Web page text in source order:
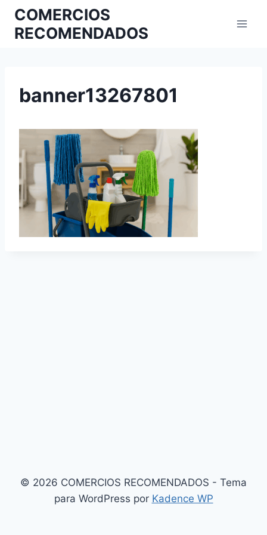
COMERCIOS
RECOMENDADOS
banner13267801
© 2026 COMERCIOS RECOMENDADOS - Tema
para WordPress por Kadence WP